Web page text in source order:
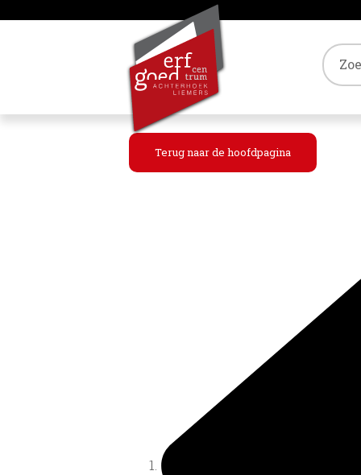
Terug naar de hoofdpagina